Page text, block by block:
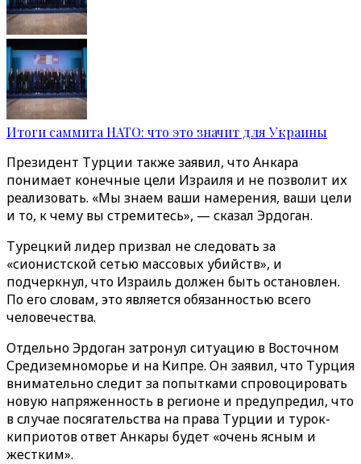
Итоги саммита НАТО: что это значит для Украины
Президент Турции также заявил, что Анкара
понимает конечные цели Израиля и не позволит их
реализовать. «Мы знаем ваши намерения, ваши цели
и то, к чему вы стремитесь», — сказал Эрдоган.
Турецкий лидер призвал не следовать за
«сионистской сетью массовых убийств», и
подчеркнул, что Израиль должен быть остановлен.
По его словам, это является обязанностью всего
человечества.
Отдельно Эрдоган затронул ситуацию в Восточном
Средиземноморье и на Кипре. Он заявил, что Турция
внимательно следит за попытками спровоцировать
новую напряженность в регионе и предупредил, что
в случае посягательства на права Турции и турок-
киприотов ответ Анкары будет «очень ясным и
жестким».